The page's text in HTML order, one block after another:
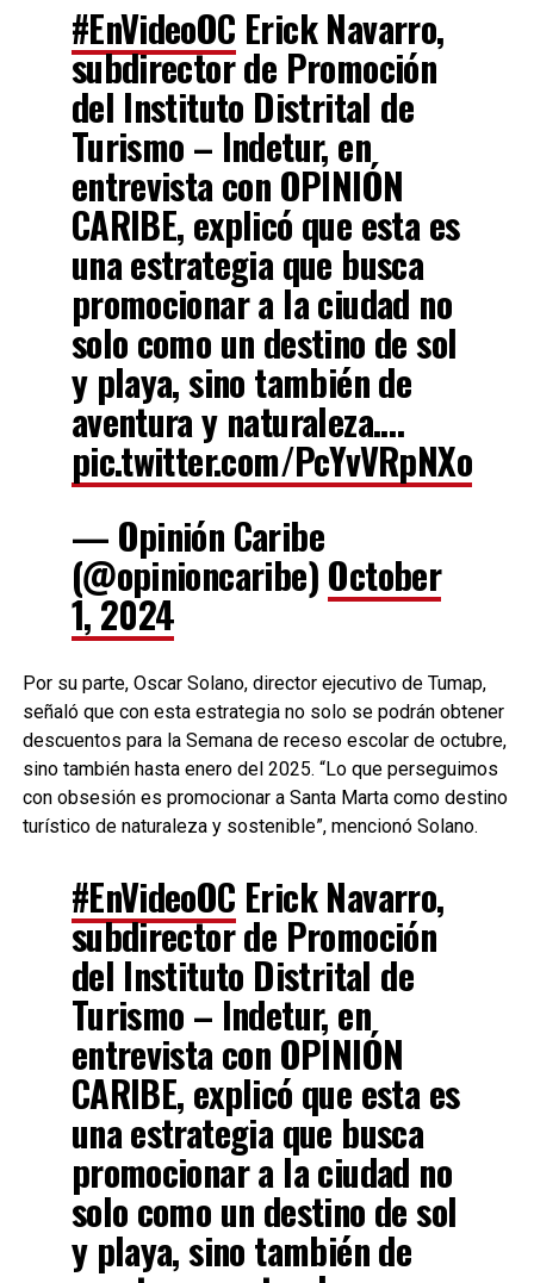
#EnVideoOC Erick Navarro,
subdirector de Promoción
del Instituto Distrital de
Turismo – Indetur, en
entrevista con OPINIÓN
CARIBE, explicó que esta es
una estrategia que busca
promocionar a la ciudad no
solo como un destino de sol
y playa, sino también de
aventura y naturaleza.…
pic.twitter.com/PcYvVRpNXo
— Opinión Caribe
(@opinioncaribe) October
1, 2024
Por su parte, Oscar Solano, director ejecutivo de Tumap,
señaló que con esta estrategia no solo se podrán obtener
descuentos para la Semana de receso escolar de octubre,
sino también hasta enero del 2025. “Lo que perseguimos
con obsesión es promocionar a Santa Marta como destino
turístico de naturaleza y sostenible”, mencionó Solano.
#EnVideoOC Erick Navarro,
subdirector de Promoción
del Instituto Distrital de
Turismo – Indetur, en
entrevista con OPINIÓN
CARIBE, explicó que esta es
una estrategia que busca
promocionar a la ciudad no
solo como un destino de sol
y playa, sino también de